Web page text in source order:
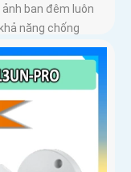
ban đêm luôn
năng chống
hình ảnh thu
chi tiết rõ nét,
ánh sáng phức